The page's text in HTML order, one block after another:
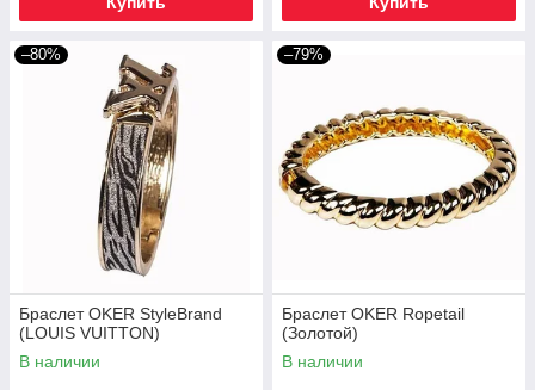
–80%
Браслет OKER StyleBrand
(LOUIS VUITTON)
В наличии
–79%
Браслет OKER Ropetail
(Золотой)
В наличии